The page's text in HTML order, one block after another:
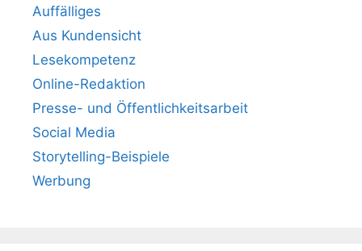
Auffälliges
Aus Kundensicht
Lesekompetenz
Online-Redaktion
Presse- und Öffentlichkeitsarbeit
Social Media
Storytelling-Beispiele
Werbung